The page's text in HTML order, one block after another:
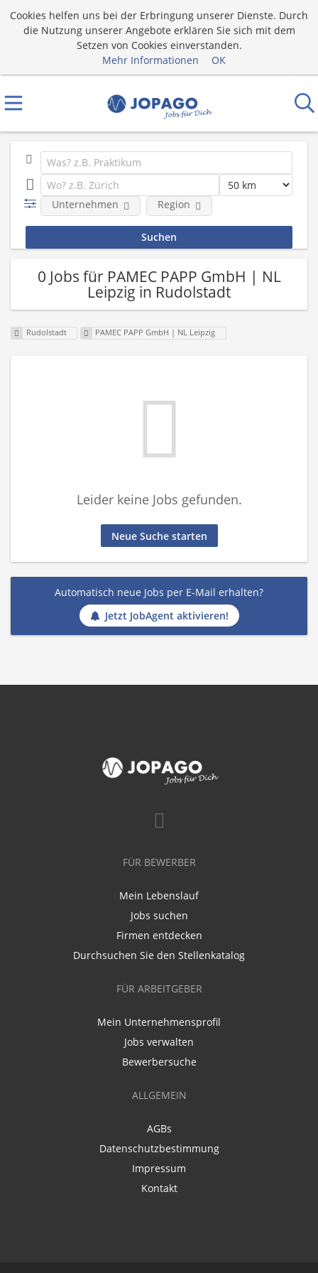
Cookies helfen uns bei der Erbringung unserer Dienste. Durch
die Nutzung unserer Angebote erklären Sie sich mit dem
Setzen von Cookies einverstanden.
Mehr Informationen
OK
Unternehmen Region
0 Jobs für PAMEC PAPP GmbH | NL
Leipzig in Rudolstadt
Rudolstadt PAMEC PAPP GmbH | NL Leipzig
Leider keine Jobs gefunden.
Neue Suche starten
Automatisch neue Jobs per E-Mail erhalten?
Jetzt JobAgent aktivieren!
FÜR BEWERBER
Mein Lebenslauf
Jobs suchen
Firmen entdecken
Durchsuchen Sie den Stellenkatalog
FÜR ARBEITGEBER
Mein Unternehmensprofil
Jobs verwalten
Bewerbersuche
ALLGEMEIN
AGBs
Datenschutzbestimmung
Impressum
Kontakt